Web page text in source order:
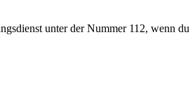
unter der Nummer 112, wenn du